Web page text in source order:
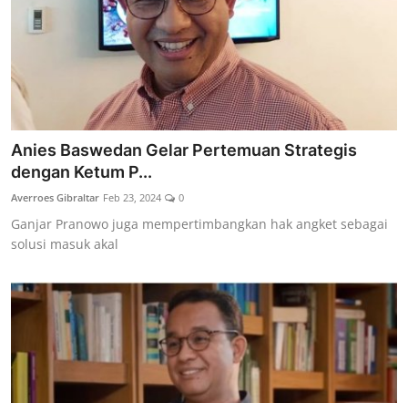
Anies Baswedan Gelar Pertemuan Strategis
dengan Ketum P...
Averroes Gibraltar Feb 23, 2024 0
Ganjar Pranowo juga mempertimbangkan hak angket sebagai
solusi masuk akal